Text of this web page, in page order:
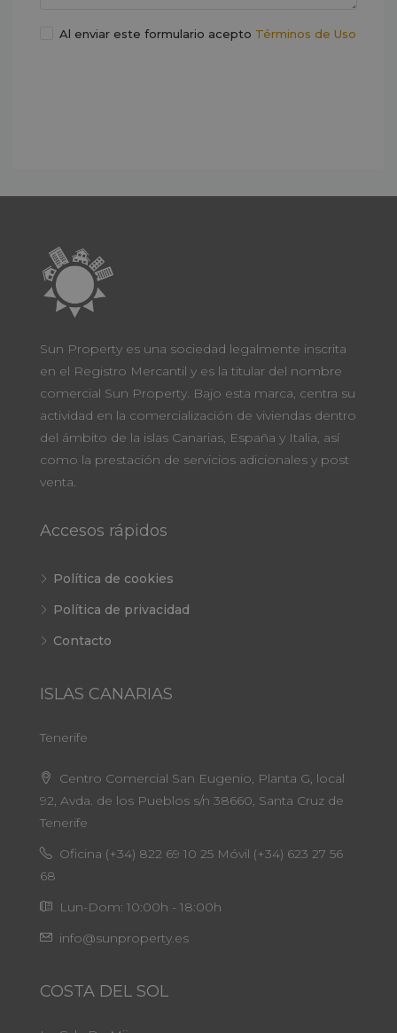
Al enviar este formulario acepto Términos de Uso
Sun Property es una sociedad legalmente inscrita
en el Registro Mercantil y es la titular del nombre
comercial Sun Property. Bajo esta marca, centra su
actividad en la comercialización de viviendas dentro
del ámbito de la islas Canarias, España y Italia, así
como la prestación de servicios adicionales y post
venta.
Accesos rápidos
Política de cookies
Política de privacidad
Contacto
ISLAS CANARIAS
Tenerife
Centro Comercial San Eugenio, Planta G, local
92, Avda. de los Pueblos s/n 38660, Santa Cruz de
Tenerife
Oficina (+34) 822 69 10 25 Móvil (+34) 623 27 56
68
Lun-Dom: 10:00h - 18:00h
info@sunproperty.es
COSTA DEL SOL